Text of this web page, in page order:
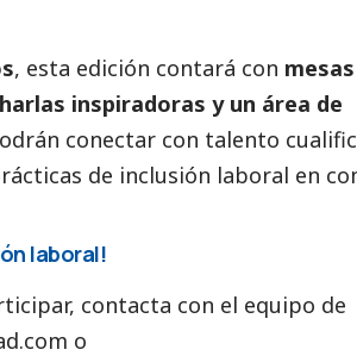
, esta edición contará con mesas
inspiradoras y un área de
conectar con talento
de inclusión laboral en
laboral!
contacta con el equipo de
o